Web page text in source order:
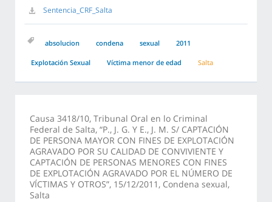
Sentencia_CRF_Salta
absolucion condena sexual 2011
Explotación Sexual Víctima menor de edad Salta
Causa 3418/10, Tribunal Oral en lo Criminal
Federal de Salta, “P., J. G. Y E., J. M. S/ CAPTACIÓN
DE PERSONA MAYOR CON FINES DE EXPLOTACIÓN
AGRAVADO POR SU CALIDAD DE CONVIVIENTE Y
CAPTACIÓN DE PERSONAS MENORES CON FINES
DE EXPLOTACIÓN AGRAVADO POR EL NÚMERO DE
VÍCTIMAS Y OTROS”, 15/12/2011, Condena sexual,
Salta